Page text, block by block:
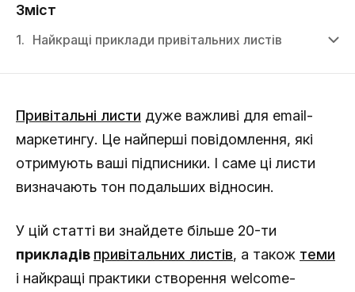
Зміст
1. Найкращі приклади привітальних листів
Привітальні листи дуже важливі для email-
маркетингу. Це найперші повідомлення, які
отримують ваші підписники. І саме ці листи
визначають тон подальших відносин.
У цій статті ви знайдете більше 20-ти
прикладів привітальних листів, а також теми
і найкращі практики створення welcome-